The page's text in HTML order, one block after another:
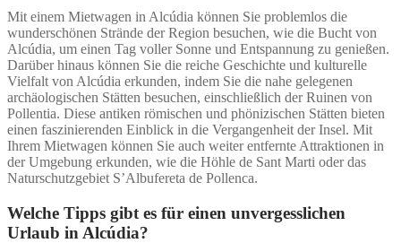
Mit einem Mietwagen in Alcúdia können Sie problemlos die
wunderschönen Strände der Region besuchen, wie die Bucht von
Alcúdia, um einen Tag voller Sonne und Entspannung zu genießen.
Darüber hinaus können Sie die reiche Geschichte und kulturelle
Vielfalt von Alcúdia erkunden, indem Sie die nahe gelegenen
archäologischen Stätten besuchen, einschließlich der Ruinen von
Pollentia. Diese antiken römischen und phönizischen Stätten bieten
einen faszinierenden Einblick in die Vergangenheit der Insel. Mit
Ihrem Mietwagen können Sie auch weiter entfernte Attraktionen in
der Umgebung erkunden, wie die Höhle de Sant Marti oder das
Naturschutzgebiet S’Albufereta de Pollenca.
Welche Tipps gibt es für einen unvergesslichen
Urlaub in Alcúdia?